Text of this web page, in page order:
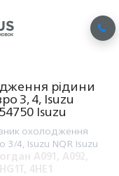
рідини
3, 4, Isuzu
Isuzu
охолодження
4, Isuzu NQR Isuzu